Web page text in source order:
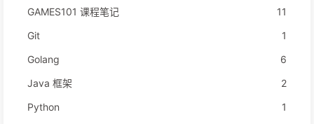
GAMES101 课程笔记
11
Git
1
Golang
6
Java 框架
2
Python
1